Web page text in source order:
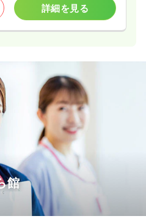
詳細を見る
一時募集休止
月
第二新卒可
詳細を見る
館